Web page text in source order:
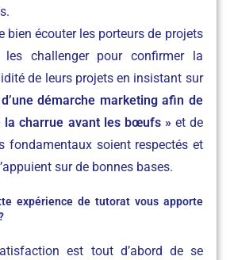
bien écouter les porteurs de projets
challenger pour confirmer la
de leurs projets en insistant sur
démarche marketing afin de
la charrue avant les bœufs » et de
fondamentaux soient respectés et
sur de bonnes bases.
expérience de tutorat vous apporte
est tout d’abord de se